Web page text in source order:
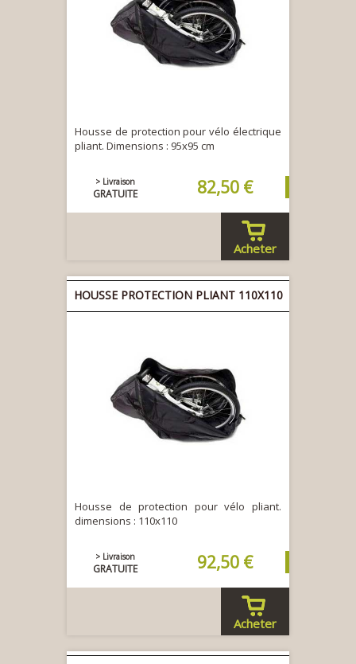
Housse de protection pour vélo électrique
pliant. Dimensions : 95x95 cm
> Livraison
GRATUITE 82,50 €
Acheter
HOUSSE PROTECTION PLIANT 110X110
Housse de protection pour vélo pliant.
dimensions : 110x110
> Livraison
GRATUITE 92,50 €
Acheter